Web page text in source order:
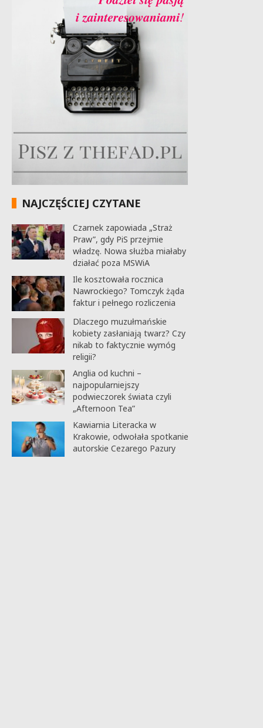
NAJCZĘŚCIEJ CZYTANE
Czarnek zapowiada „Straż
Praw”, gdy PiS przejmie
władzę. Nowa służba miałaby
działać poza MSWiA
Ile kosztowała rocznica
Nawrockiego? Tomczyk żąda
faktur i pełnego rozliczenia
Dlaczego muzułmańskie
kobiety zasłaniają twarz? Czy
nikab to faktycznie wymóg
religii?
Anglia od kuchni –
najpopularniejszy
podwieczorek świata czyli
„Afternoon Tea”
Kawiarnia Literacka w
Krakowie, odwołała spotkanie
autorskie Cezarego Pazury